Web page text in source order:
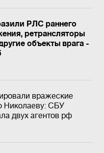
РЛС раннего
ретрансляторы
объекты врага -
вражеские
Николаеву: СБУ
двух агентов рф